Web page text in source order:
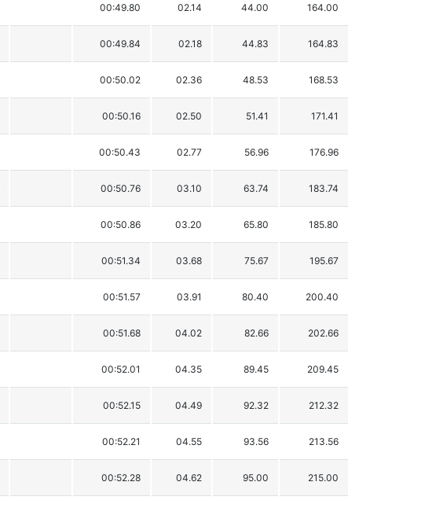
00:49.80 02.14 44.00 164.00
00:49.84 02.18 44.83 164.83
00:50.02 02.36 48.53 168.53
00:50.16 02.50 51.41 171.41
00:50.43 02.77 56.96 176.96
00:50.76 03.10 63.74 183.74
00:50.86 03.20 65.80 185.80
00:51.34 03.68 75.67 195.67
00:51.57 03.91 80.40 200.40
00:51.68 04.02 82.66 202.66
00:52.01 04.35 89.45 209.45
00:52.15 04.49 92.32 212.32
00:52.21 04.55 93.56 213.56
00:52.28 04.62 95.00 215.00